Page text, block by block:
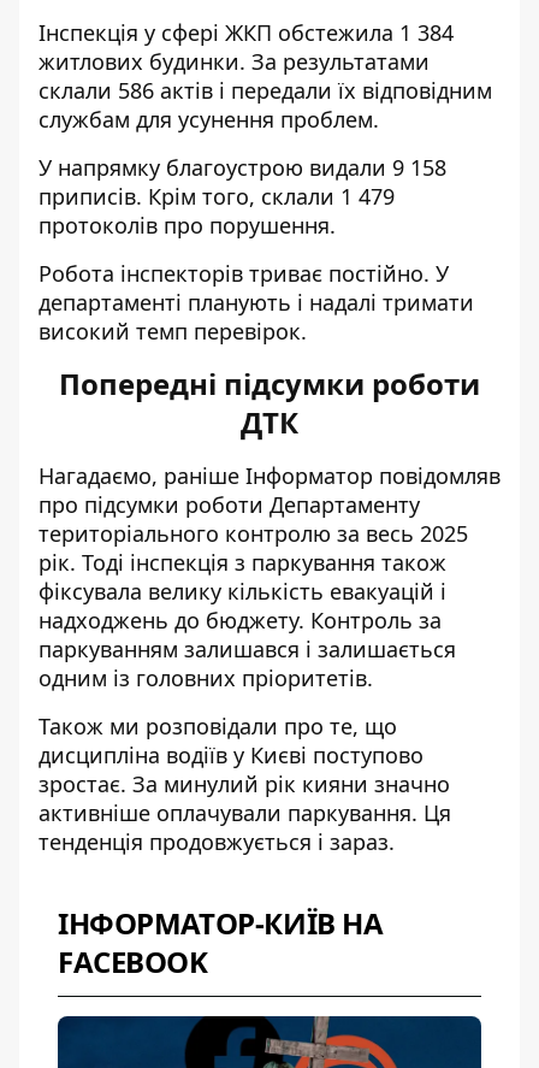
Інспекція у сфері ЖКП обстежила 1 384
житлових будинки. За результатами
склали 586 актів і передали їх відповідним
службам для усунення проблем.
У напрямку благоустрою видали 9 158
приписів. Крім того, склали 1 479
протоколів про порушення.
Робота інспекторів триває постійно. У
департаменті планують і надалі тримати
високий темп перевірок.
Попередні підсумки роботи
ДТК
Нагадаємо, раніше Інформатор повідомляв
про підсумки роботи Департаменту
територіального контролю за весь 2025
рік. Тоді інспекція з паркування також
фіксувала велику кількість евакуацій і
надходжень до бюджету. Контроль за
паркуванням залишався і залишається
одним із головних пріоритетів.
Також ми розповідали про те, що
дисципліна водіїв у Києві поступово
зростає. За минулий рік кияни значно
активніше оплачували паркування. Ця
тенденція продовжується і зараз.
ІНФОРМАТОР-КИЇВ НА
FACEBOOK